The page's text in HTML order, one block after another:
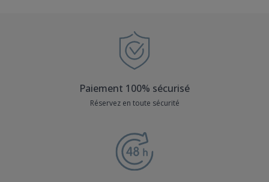
Paiement 100% sécurisé
Réservez en toute sécurité